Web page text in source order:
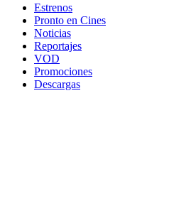
Estrenos
Pronto en Cines
Noticias
Reportajes
VOD
Promociones
Descargas